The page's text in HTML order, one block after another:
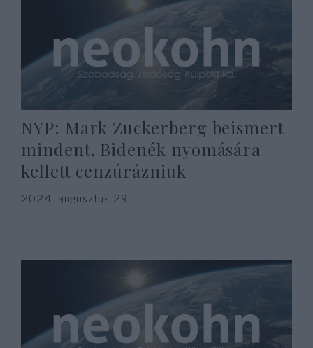
NYP: Mark Zuckerberg beismert
mindent, Bidenék nyomására
kellett cenzúrázniuk
2024. augusztus 29.